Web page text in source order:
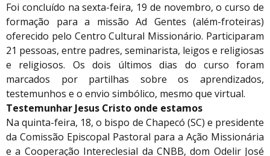
Foi concluído na sexta-feira, 19 de novembro, o curso de
formação para a missão Ad Gentes (além-froteiras)
oferecido pelo Centro Cultural Missionário. Participaram
21 pessoas, entre padres, seminarista, leigos e religiosas
e religiosos. Os dois últimos dias do curso foram
marcados por partilhas sobre os aprendizados,
testemunhos e o envio simbólico, mesmo que virtual.
Testemunhar Jesus Cristo onde estamos
Na quinta-feira, 18, o bispo de Chapecó (SC) e presidente
da Comissão Episcopal Pastoral para a Ação Missionária
e a Cooperação Intereclesial da CNBB, dom Odelir José